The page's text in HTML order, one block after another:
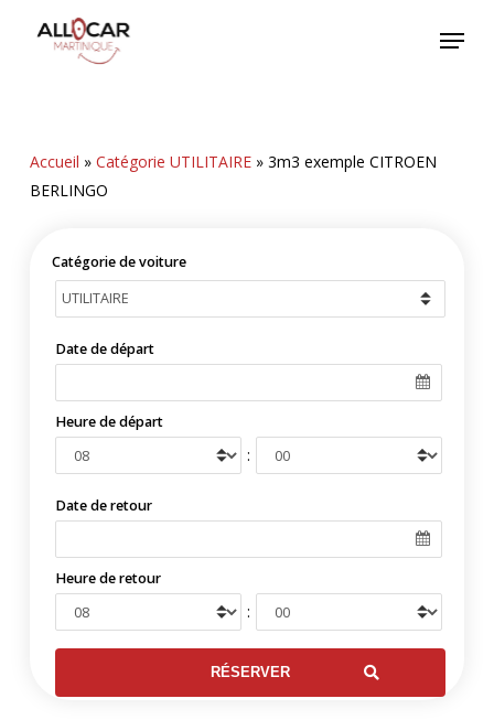
Menu
Accueil » Catégorie UTILITAIRE» 3m3 exemple CITROEN
BERLINGO
Catégorie de voiture
Date de départ
Heure de départ
:
Date de retour
Heure de retour
: